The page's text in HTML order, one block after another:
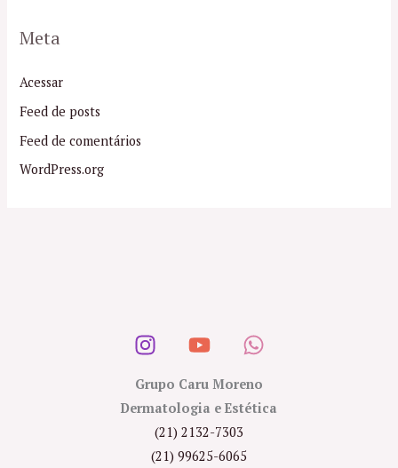
Meta
Acessar
Feed de posts
Feed de comentários
WordPress.org
Grupo Caru Moreno
Dermatologia e Estética
(21) 2132-7303
(21) 99625-6065